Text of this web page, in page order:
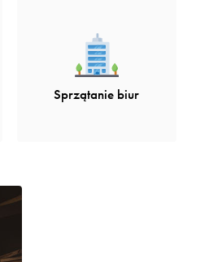
Sprzątanie biur